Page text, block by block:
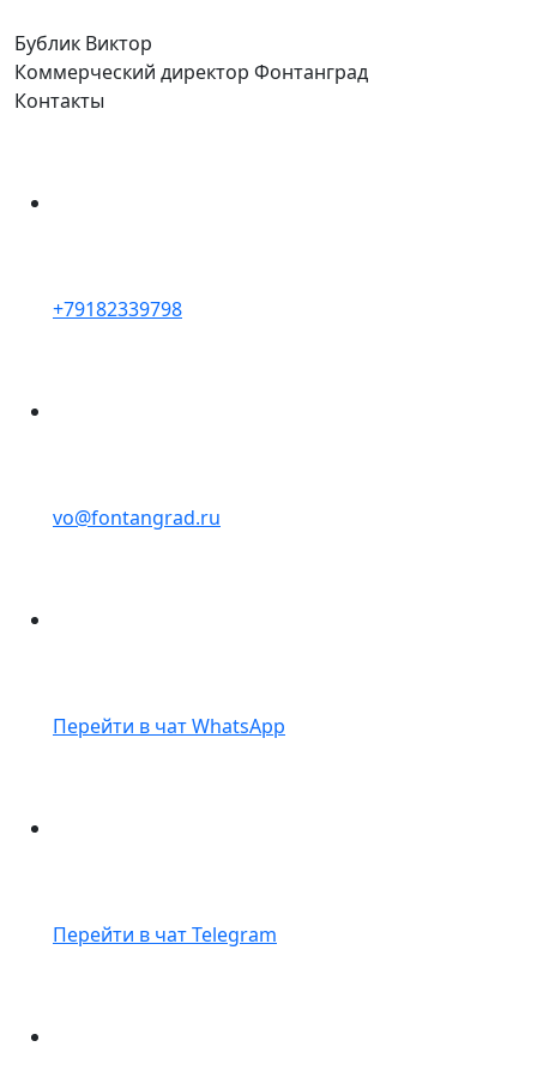
Бублик Виктор
Коммерческий директор Фонтанград
Контакты
+79182339798
vo@fontangrad.ru
Перейти в чат WhatsApp
Перейти в чат Telegram